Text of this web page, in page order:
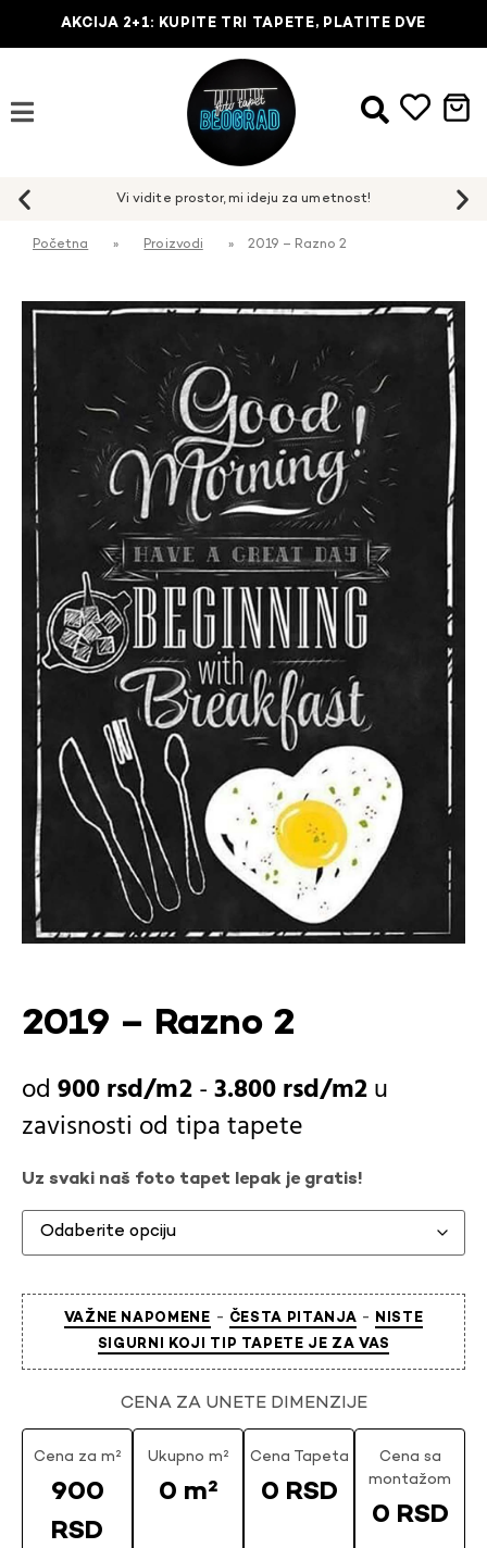
AKCIJA 2+1: KUPITE TRI TAPETE, PLATITE DVE
Početna » Proizvodi » 2019 – Razno 2
2019 – Razno 2
900rsd -3.800rsd
u
zavisnosti od tipa tapete
Uz svaki naš foto tapet lepak je gratis!
VAŽNE NAPOMENE - ČESTA PITANJA - NISTE
SIGURNI KOJI TIP TAPETE JE ZA VAS
CENA ZA UNETE DIMENZIJE
Cena za m²
900
RSD
Ukupno m²
0 m²
Cena Tapeta
0 RSD
Cena sa
montažom
0 RSD